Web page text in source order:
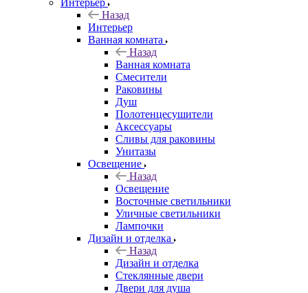
Интерьер
Назад
Интерьер
Ванная комната
Назад
Ванная комната
Смесители
Раковины
Душ
Полотенцесушители
Аксессуары
Сливы для раковины
Унитазы
Освещение
Назад
Освещение
Восточные светильники
Уличные светильники
Лампочки
Дизайн и отделка
Назад
Дизайн и отделка
Стеклянные двери
Двери для душа